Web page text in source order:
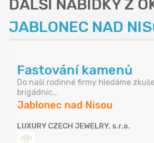
DALŠÍ NABÍDKY Z
JABLONEC NAD
Fastování kamenů
Do naší rodinné firmy hledáme
brigádnic...
Jablonec nad Nisou
LUXURY CZECH JEWELRY, s.r.o.